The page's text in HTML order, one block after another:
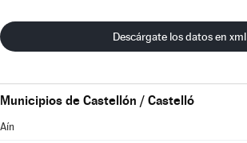
Descárgate los datos en xml
Municipios de Castellón / Castelló
Aín